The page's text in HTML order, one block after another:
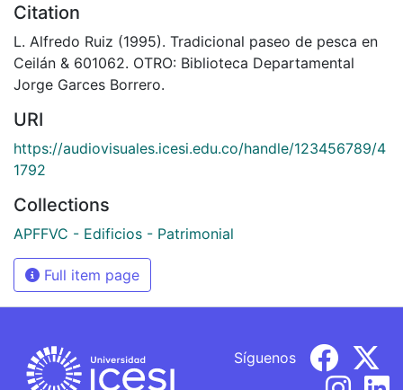
Citation
L. Alfredo Ruiz (1995). Tradicional paseo de pesca en
Ceilán & 601062. OTRO: Biblioteca Departamental
Jorge Garces Borrero.
URI
https://audiovisuales.icesi.edu.co/handle/123456789/4
1792
Collections
APFFVC - Edificios - Patrimonial
Full item page
Síguenos